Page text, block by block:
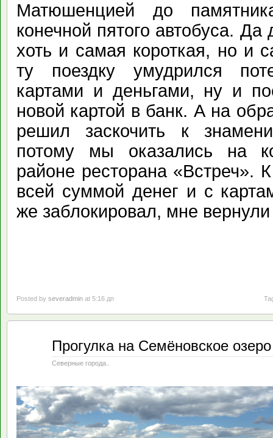
Матюшенцией до
конечной пятого автобуса. Да
хоть и самая короткая, но и
ту поездку умудрился
картами и деньгами, ну и
новой картой в банк. А на
решил заскочить к
потому мы оказались на
районе ресторана «Встреч».
всей суммой денег и с
же заблокировал, мне
Posted by severadmin at 5:16 дп
Прогулка на Семёновское
Северные города..